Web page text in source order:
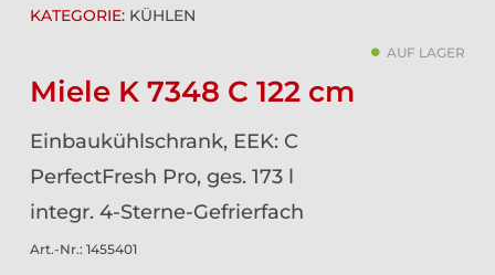
KATEGORIE: KÜHLEN
AUF LAGER
Miele K 7348 C 122 cm
Einbaukühlschrank, EEK: C
PerfectFresh Pro, ges. 173 l
integr. 4-Sterne-Gefrierfach
Art.-Nr.: 1455401